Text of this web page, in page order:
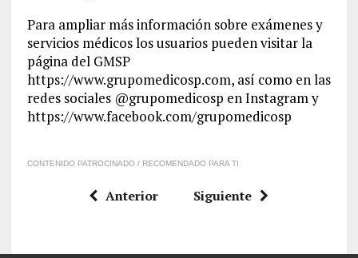
Para ampliar más información sobre exámenes y
servicios médicos los usuarios puedenvisitar la
página del GMSP
https://www.grupomedicosp.com, así como en las
redes sociales @grupomedicosp en Instagram y
https://www.facebook.com/grupomedicosp
CONTENIDO PATROCINADO / RECOMENDADO PARA TI
Anterior Siguiente